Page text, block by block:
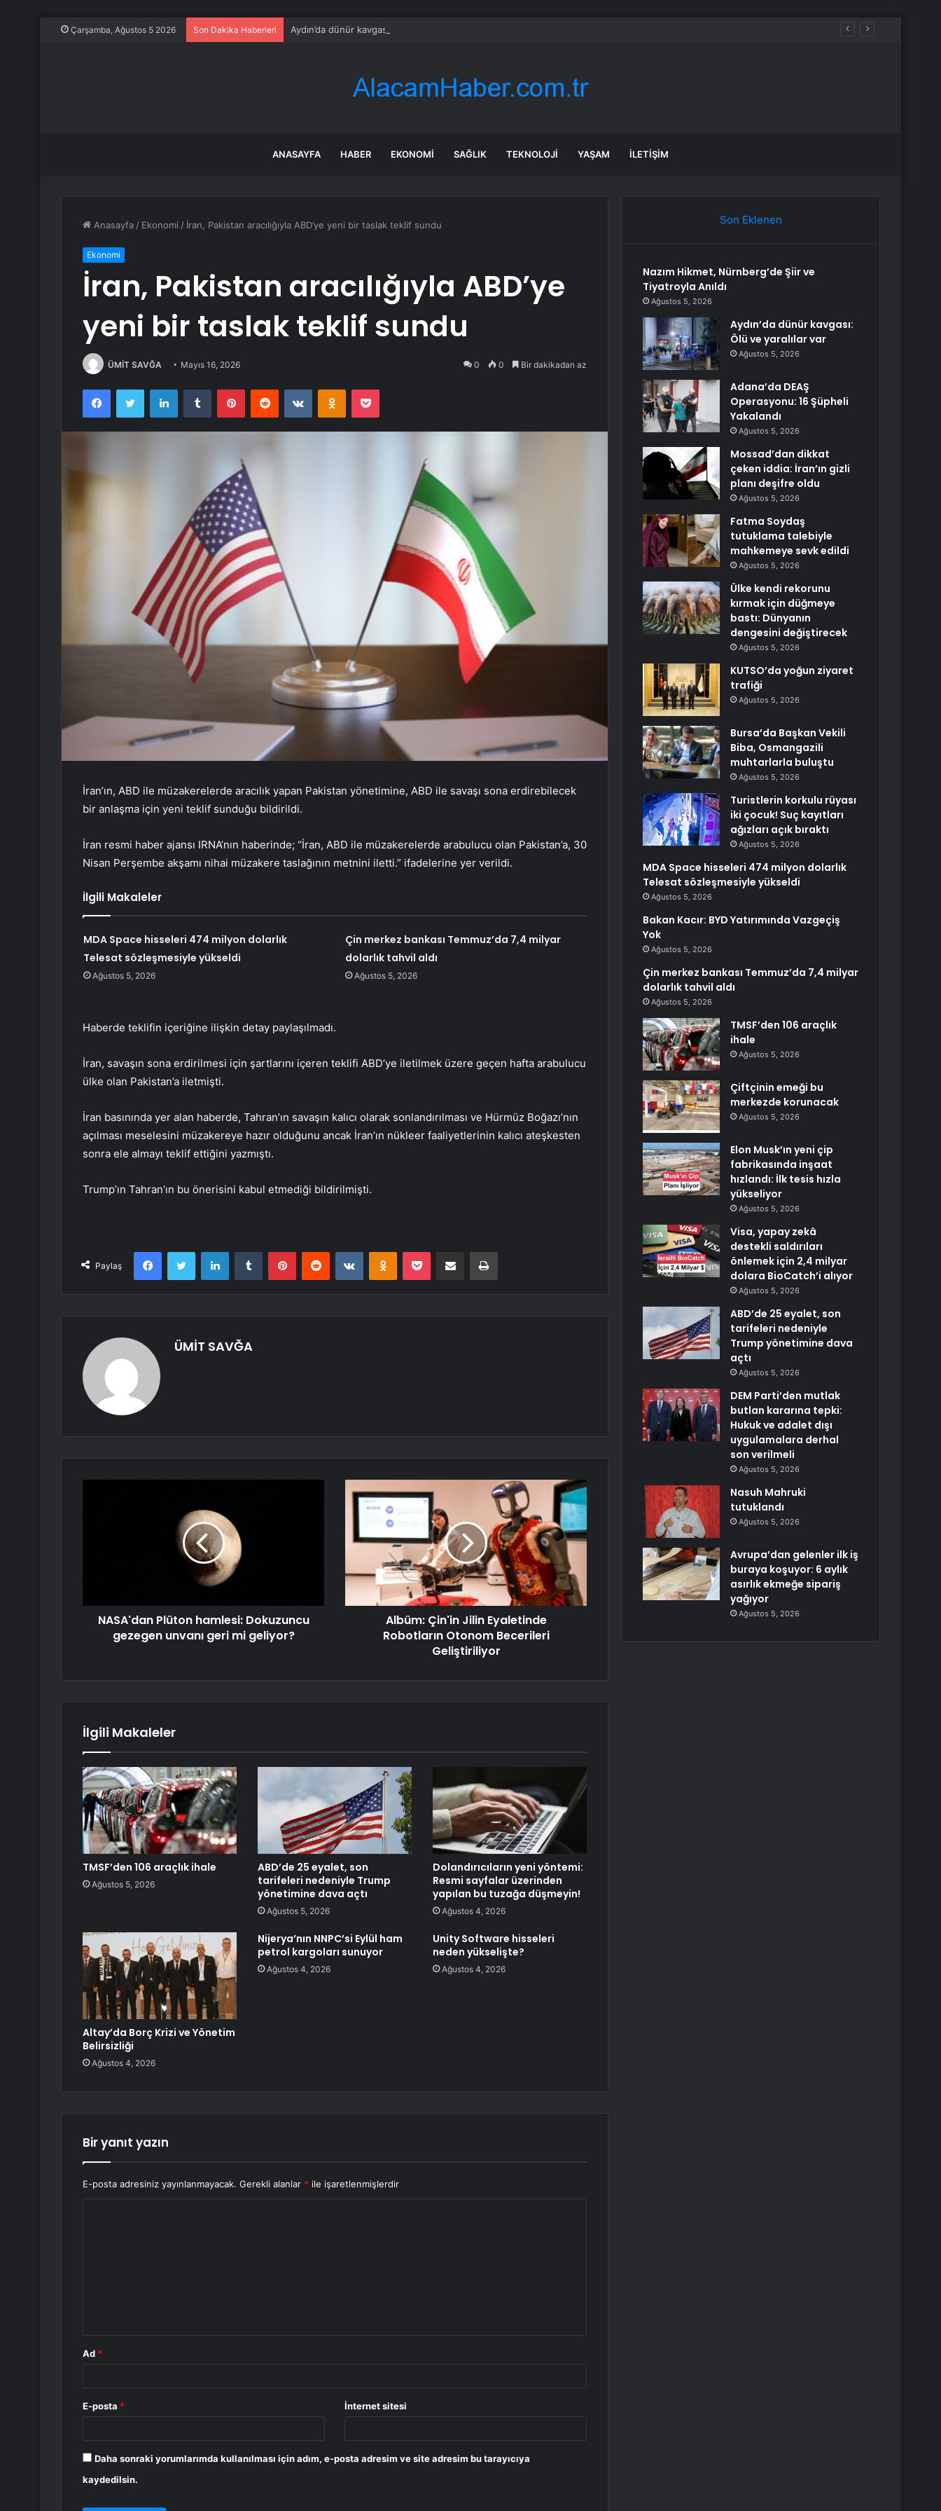
Çarşamba, Ağustos 5 2026 Son Dakika Haberleri Aydın’da dünür kavgası: Ölü ve yaralılar var
ANASAYFA HABER EKONOMI SAĞLIK TEKNOLOJI YAŞAM İLETIŞIM
Anasayfa / Ekonomi / İran, Pakistan aracılığıyla ABD’ye yeni bir taslak teklif sundu
Ekonomi
İran, Pakistan aracılığıyla ABD’ye
yeni bir taslak teklif sundu
ÜMİT SAVĞA Mayıs 16, 2026 0 0 Bir dakikadan az
FacebookTwitter LinkedInTumblr PinterestReddit VKontakteOdnoklassniki
Pocket
İran’ın, ABD ile müzakerelerde aracılık yapan Pakistan yönetimine, ABD ile savaşı sona erdirebilecek
bir anlaşma için yeni teklif sunduğu bildirildi.
İran resmi haber ajansı IRNA’nın haberinde; “İran, ABD ile müzakerelerde arabulucu olan Pakistan’a, 30
Nisan Perşembe akşamı nihai müzakere taslağının metnini iletti.” ifadelerine yer verildi.
İlgili Makaleler
MDA Space hisseleri 474 milyon dolarlık
Telesat sözleşmesiyle yükseldi
Ağustos 5, 2026
Çin merkez bankası Temmuz’da 7,4 milyar
dolarlık tahvil aldı
Ağustos 5, 2026
Haberde teklifin içeriğine ilişkin detay paylaşılmadı.
İran, savaşın sona erdirilmesi için şartlarını içeren teklifi ABD’ye iletilmek üzere geçen hafta arabulucu
ülke olan Pakistan’a iletmişti.
İran basınında yer alan haberde, Tahran’ın savaşın kalıcı olarak sonlandırılması ve Hürmüz Boğazı’nın
açılması meselesini müzakereye hazır olduğunu ancak İran’ın nükleer faaliyetlerinin kalıcı ateşkesten
sonra ele almayı teklif ettiğini yazmıştı.
Trump’ın Tahran’ın bu önerisini kabul etmediği bildirilmişti.
Paylaş
FacebookTwitter LinkedInTumblr PinterestReddit VKontakteOdnoklassniki
Pocket E-Posta ile paylaş Yazdır
ÜMİT SAVĞA
NASA'dan Plüton hamlesi: Dokuzuncu
gezegen unvanı geri mi geliyor?
Albüm: Çin'in Jilin Eyaletinde
Robotların Otonom Becerileri
Geliştiriliyor
İlgili Makaleler
TMSF’den 106 araçlık ihale
Ağustos 5, 2026
ABD’de 25 eyalet, son
tarifeleri nedeniyle Trump
yönetimine dava açtı
Ağustos 5, 2026
Dolandırıcıların yeni yöntemi:
Resmi sayfalar üzerinden
yapılan bu tuzağa düşmeyin!
Ağustos 4, 2026
Altay’da Borç Krizi ve Yönetim
Belirsizliği
Ağustos 4, 2026
Nijerya’nın NNPC’si Eylül ham
petrol kargoları sunuyor
Ağustos 4, 2026
Unity Software hisseleri
neden yükselişte?
Ağustos 4, 2026
Bir yanıt yazın
E-posta adresiniz yayınlanmayacak. Gerekli alanlar * ile işaretlenmişlerdir
Ad *
E-posta * İnternet sitesi
Daha sonraki yorumlarımda kullanılması için adım, e-posta adresim ve site adresim bu tarayıcıya
kaydedilsin.
Son Eklenen
Nazım Hikmet, Nürnberg’de Şiir ve
Tiyatroyla Anıldı
Ağustos 5, 2026
Aydın’da dünür kavgası:
Ölü ve yaralılar var
Ağustos 5, 2026
Adana’da DEAŞ
Operasyonu: 16 Şüpheli
Yakalandı
Ağustos 5, 2026
Mossad’dan dikkat
çeken iddia: İran’ın gizli
planı deşifre oldu
Ağustos 5, 2026
Fatma Soydaş
tutuklama talebiyle
mahkemeye sevk edildi
Ağustos 5, 2026
Ülke kendi rekorunu
kırmak için düğmeye
bastı: Dünyanın
dengesini değiştirecek
Ağustos 5, 2026
KUTSO’da yoğun ziyaret
trafiği
Ağustos 5, 2026
Bursa’da Başkan Vekili
Biba, Osmangazili
muhtarlarla buluştu
Ağustos 5, 2026
Turistlerin korkulu rüyası
iki çocuk! Suç kayıtları
ağızları açık bıraktı
Ağustos 5, 2026
MDA Space hisseleri 474 milyon dolarlık
Telesat sözleşmesiyle yükseldi
Ağustos 5, 2026
Bakan Kacır: BYD Yatırımında Vazgeçiş
Yok
Ağustos 5, 2026
Çin merkez bankası Temmuz’da 7,4 milyar
dolarlık tahvil aldı
Ağustos 5, 2026
TMSF’den 106 araçlık
ihale
Ağustos 5, 2026
Çiftçinin emeği bu
merkezde korunacak
Ağustos 5, 2026
Elon Musk’ın yeni çip
fabrikasında inşaat
hızlandı: İlk tesis hızla
yükseliyor
Ağustos 5, 2026
Visa, yapay zekâ
destekli saldırıları
önlemek için 2,4 milyar
dolara BioCatch’i alıyor
Ağustos 5, 2026
ABD’de 25 eyalet, son
tarifeleri nedeniyle
Trump yönetimine dava
açtı
Ağustos 5, 2026
DEM Parti’den mutlak
butlan kararına tepki:
Hukuk ve adalet dışı
uygulamalara derhal
son verilmeli
Ağustos 5, 2026
Nasuh Mahruki
tutuklandı
Ağustos 5, 2026
Avrupa’dan gelenler ilk iş
buraya koşuyor: 6 aylık
asırlık ekmeğe sipariş
yağıyor
Ağustos 5, 2026